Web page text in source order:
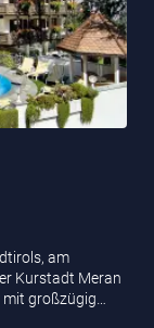
am
Kurstadt Meran
großzügig…